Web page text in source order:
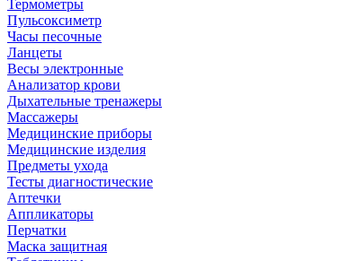
Термометры
Пульсоксиметр
Часы песочные
Ланцеты
Весы электронные
Анализатор крови
Дыхательные тренажеры
Массажеры
Медицинские приборы
Медицинские изделия
Предметы ухода
Тесты диагностические
Аптечки
Аппликаторы
Перчатки
Маска защитная